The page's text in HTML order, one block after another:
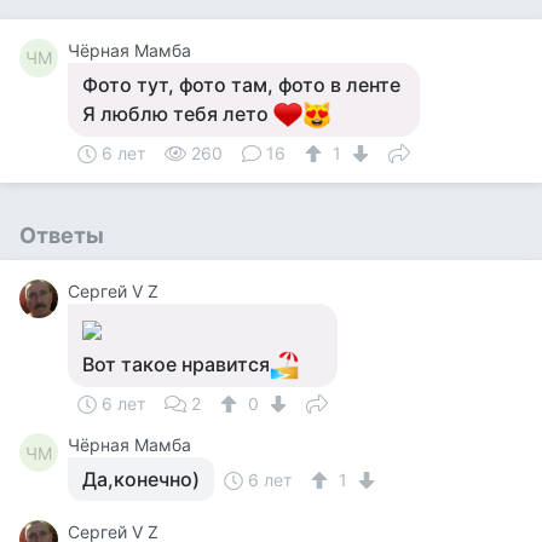
ЧМ Чёрная Мамба
Фото тут, фото там, фото в ленте
Я люблю тебя лето
6 лет 260 16 1
Ответы
Сергей V Z
Вот такое нравится
6 лет 2 0
ЧМ Чёрная Мамба
Да,конечно) 6 лет 1
Сергей V Z